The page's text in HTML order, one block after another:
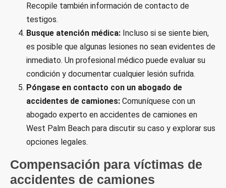
Recopile también información de contacto de
testigos.
Busque atención médica: Incluso si se siente bien,
es posible que algunas lesiones no sean evidentes de
inmediato. Un profesional médico puede evaluar su
condición y documentar cualquier lesión sufrida.
Póngase en contacto con un abogado de
accidentes de camiones: Comuníquese con un
abogado experto en accidentes de camiones en
West Palm Beach para discutir su caso y explorar sus
opciones legales.
Compensación para víctimas de
accidentes de camiones